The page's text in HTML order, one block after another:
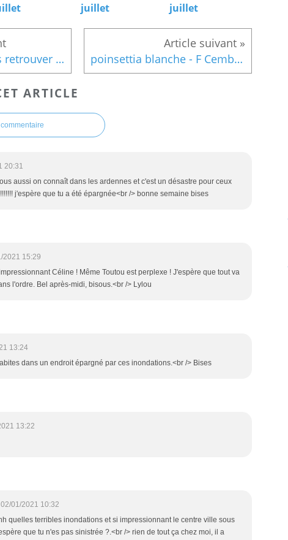
juillet
juillet
heureuse de vous retrouver en 2021.... poinsettia blanche - F Cembranelli
ARTICLE
20:31
aussi on connaît dans les ardennes et c'est un désastre pour ceux
j'espère que tu a été épargnée<br /> bonne semaine bises
2021 15:29
Céline ! Même Toutou est perplexe ! J'espère que tout va
l'ordre. Bel après-midi, bisous.<br /> Lylou
13:24
dans un endroit épargné par ces inondations.<br /> Bises
13:22
02/01/2021 10:32
quelles terribles inondations et si impressionnant le centre ville sous
que tu n'es pas sinistrée ?.<br /> rien de tout ça chez moi, il a